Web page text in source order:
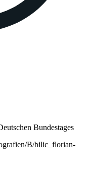
Bundestages
B/bilic_florian-